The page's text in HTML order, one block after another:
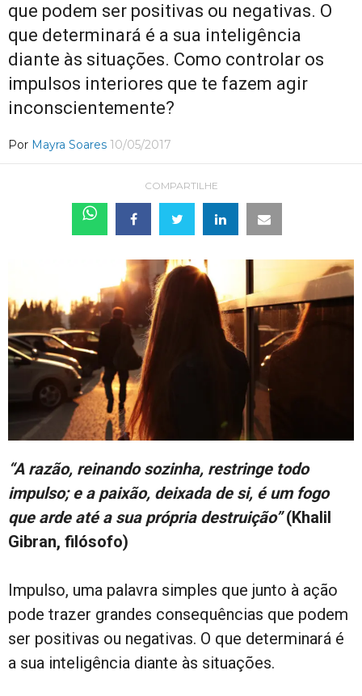
que podem ser positivas ou negativas. O
que determinará é a sua inteligência
diante às situações. Como controlar os
impulsos interiores que te fazem agir
inconscientemente?
Por Mayra Soares 10/05/2017
COMPARTILHE
“A razão, reinando sozinha, restringe todo
impulso; e a paixão, deixada de si, é um fogo
que arde até a sua própria destruição”(Khalil
Gibran, filósofo)
Impulso, uma palavra simples que junto à ação
pode trazer grandes consequências que podem
ser positivas ou negativas. O que determinará é
a sua inteligência diante às situações.